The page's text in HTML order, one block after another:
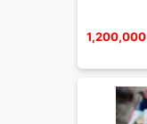
1,200,000